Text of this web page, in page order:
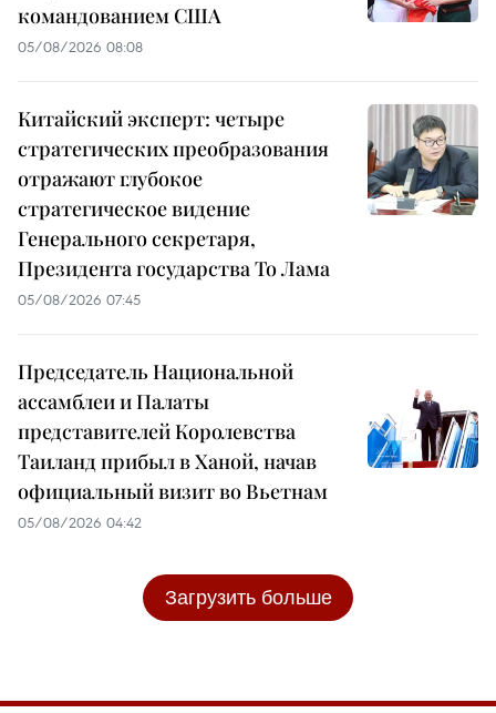
командованием США
05/08/2026 08:08
Китайский эксперт: четыре
стратегических преобразования
отражают глубокое
стратегическое видение
Генерального секретаря,
Президента государства То Лама
05/08/2026 07:45
Председатель Национальной
ассамблеи и Палаты
представителей Королевства
Таиланд прибыл в Ханой, начав
официальный визит во Вьетнам
05/08/2026 04:42
Загрузить больше